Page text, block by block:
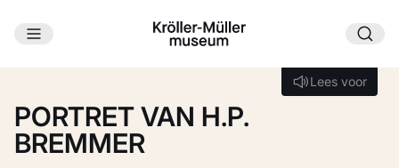
Ga naar hoofdinhoud
Lees voor
Lees voor
PORTRET VAN H.P.
BREMMER